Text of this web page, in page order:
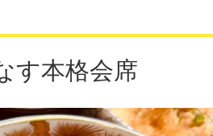
す本格会席